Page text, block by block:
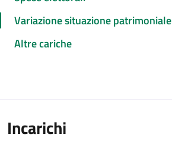
Variazione situazione patrimoniale
Altre cariche
Incarichi